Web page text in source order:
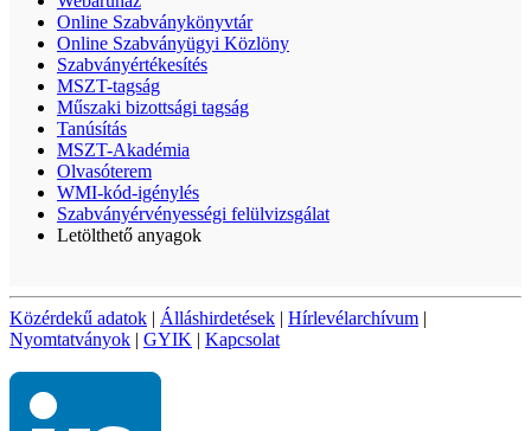
Online Szabványkönyvtár
Online Szabványügyi Közlöny
Szabványértékesítés
MSZT-tagság
Műszaki bizottsági tagság
Tanúsítás
MSZT-Akadémia
Olvasóterem
WMI-kód-igénylés
Szabványérvényességi felülvizsgálat
Letölthető anyagok
Közérdekű adatok | Álláshirdetések | Hírlevélarchívum |
Nyomtatványok | GYIK | Kapcsolat